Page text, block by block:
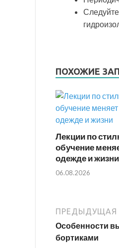
ПОХОЖИЕ
Лекции по
обучение
одежде и жизни
06.08.2026
ПРЕДЫДУЩАЯ
Особенности
бортиками